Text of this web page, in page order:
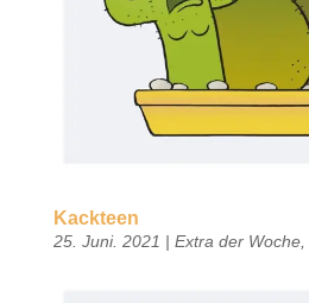
Kackteen
25. Juni. 2021 | Extra der Woche,